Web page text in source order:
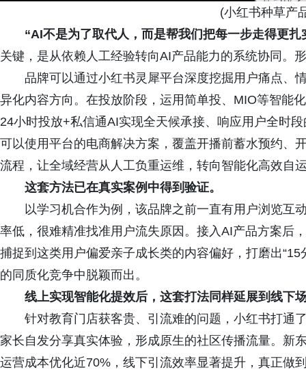
(小红书种草产
“AI不是为了取代人，而是帮我们把每一步走得更扎
关键，是从依赖人工经验转向AI产品能力的系统协同。
品牌可以通过小红书灵犀平台深度挖掘用户痛点、
异化内容方向。在投放阶段，运用简单投、MIO等智能
24小时投放+私信通AI实现全天候承接、响应用户全时
可以使用平台的电商解决方案，覆盖开播前蓄水预约、
流程，让全域经营从人工负重运维，转向智能化高效自
这套方法已在真实案例中得到验证。
以学习机合作为例，该品牌之前一直有用户浏览互
率低，很难精准找准用户流失原因。接入AI产品方案后
捕捉到这类用户偏爱亲子成长类的内容偏好，打磨出
的同质化竞争中脱颖而出。
线上实现智能化提效后，这套打法同样延展到线下
针对教育门店获客贵、引流难的问题，小红书打通
家长自发分享真实体验，形成原生的社区传播流量。新
运营成本优化近70%，线下引流效率显著提升，真正做